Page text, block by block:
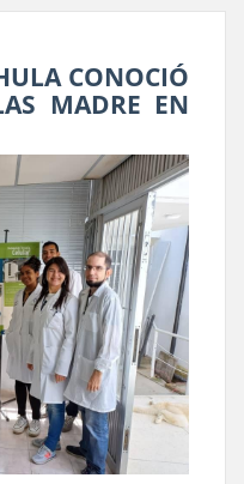
CONOCIÓ
MADRE EN